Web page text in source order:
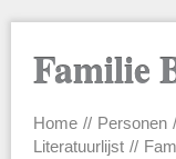
Familie
Main menu
Home Personen
Literatuurlijst